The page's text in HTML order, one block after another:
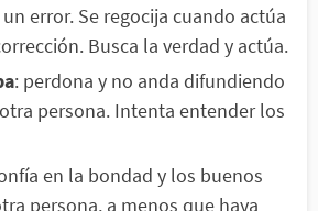
error. Se regocija cuando actúa
Busca la verdad y actúa.
: perdona y no anda difundiendo
persona. Intenta entender los
en la bondad y los buenos
persona, a menos que haya